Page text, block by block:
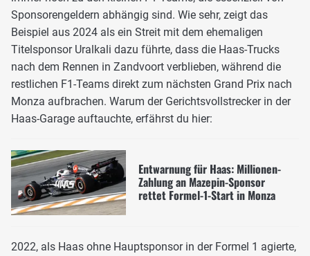
Sponsorengeldern abhängig sind. Wie sehr, zeigt das
Beispiel aus 2024 als ein Streit mit dem ehemaligen
Titelsponsor Uralkali dazu führte, dass die Haas-Trucks
nach dem Rennen in Zandvoort verblieben, während die
restlichen F1-Teams direkt zum nächsten Grand Prix nach
Monza aufbrachen. Warum der Gerichtsvollstrecker in der
Haas-Garage auftauchte, erfährst du hier:
Entwarnung für Haas: Millionen-
Zahlung an Mazepin-Sponsor
rettet Formel-1-Start in Monza
2022, als Haas ohne Hauptsponsor in der Formel 1 agierte,